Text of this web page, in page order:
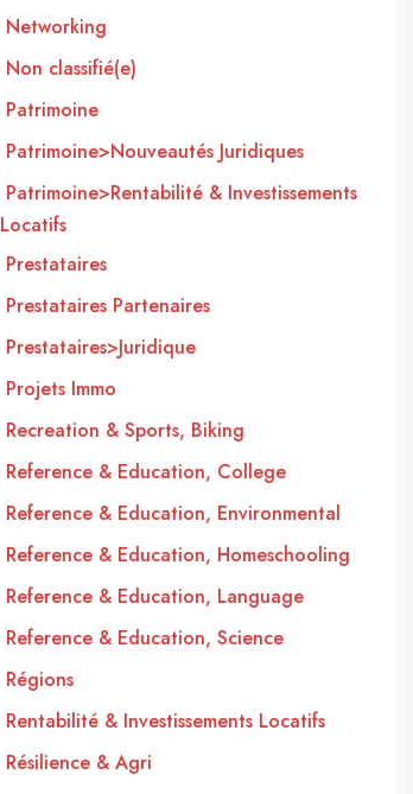
Networking
Non classifié(e)
Patrimoine
Patrimoine>Nouveautés Juridiques
Patrimoine>Rentabilité & Investissements
Locatifs
Prestataires
Prestataires Partenaires
Prestataires>Juridique
Projets Immo
Recreation & Sports, Biking
Reference & Education, College
Reference & Education, Environmental
Reference & Education, Homeschooling
Reference & Education, Language
Reference & Education, Science
Régions
Rentabilité & Investissements Locatifs
Résilience & Agri